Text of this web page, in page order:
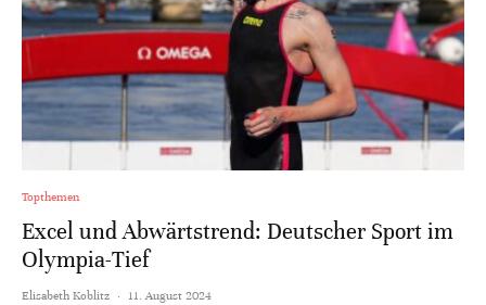
Topthemen
Excel und Abwärtstrend: Deutscher Sport im
Olympia-Tief
Elisabeth Koblitz · 11. August 2024